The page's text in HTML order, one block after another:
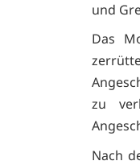
und
Das
zu
Nach